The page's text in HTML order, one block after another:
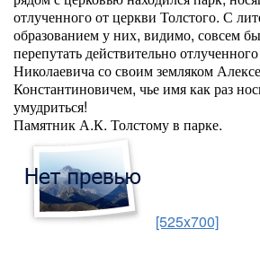
отлученного от церкви Толстого. С
образованием у них, видимо, совсем
перепутать действительно
Николаевича со своим земляком
Константиновичем, чье имя как раз
умудриться!
Памятник А.К. Толстому в парке.
[525x700]